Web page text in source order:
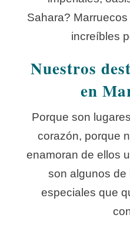
Sahara?
increíbles
Nuestros
en
Porque son
corazón, porque
enamoran de ellos
son algunos de
especiales que